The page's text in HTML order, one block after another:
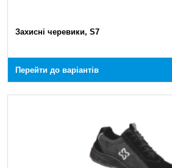
Захисні черевики, S7
Перейти до варіантів